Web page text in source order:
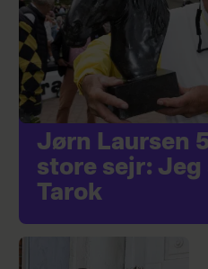
Jørn Laursen
store sejr:
Tarok